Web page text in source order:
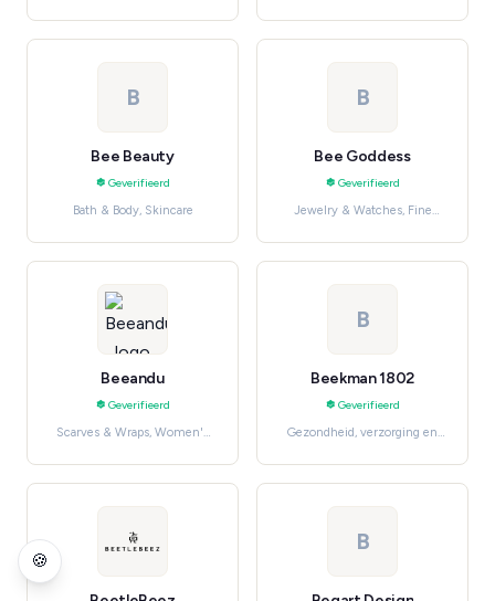
B
Bee Beauty
Geverifieerd
Bath & Body, Skincare
B
Bee Goddess
Geverifieerd
Jewelry & Watches, Fine
Beeandu
Geverifieerd
Scarves & Wraps, Women's
B
Beekman 1802
Geverifieerd
Gezondheid, verzorging en
B
🍪